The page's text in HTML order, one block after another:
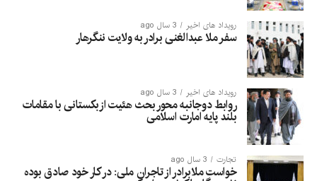
رویداد های اخیر 3 سال ago
سفر ملا عبدالغنی برادر به ولایت ننگرهار
رویداد های اخیر 3 سال ago
روابط دوجانبه محور بحث هئیت ازبکستانی با مقامات
بلند پایه امارت اسلامی
تجارت 3 سال ago
خواست ملابرادر از تاجران ملی: در کار خود صادق بوده